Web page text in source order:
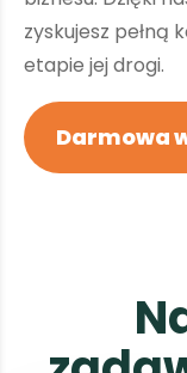
zyskujesz pełną
etapie jej drogi.
Darmowa
N